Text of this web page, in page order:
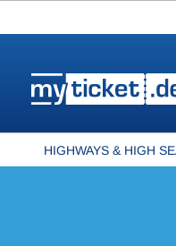
HIGHWAYS & HIGH